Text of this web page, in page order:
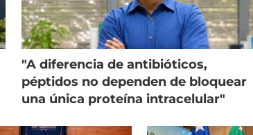
"A diferencia de antibióticos,
péptidos no dependen de bloquear
una única proteína intracelular"